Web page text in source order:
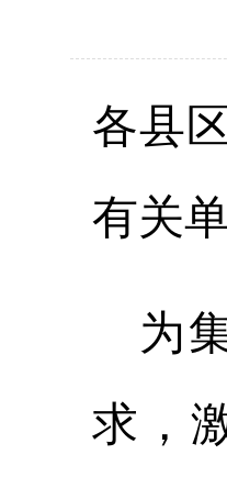
各县
有关
为
求，